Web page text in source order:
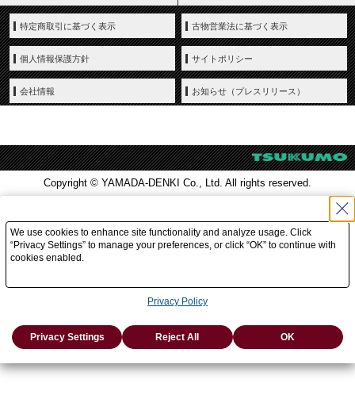
特定商取引に基づく表示 古物営業法に基づく表示
個人情報保護方針 サイトポリシー
会社情報 お知らせ（プレスリリース）
Copyright © YAMADA-DENKI Co., Ltd. All rights reserved.
We use cookies to enhance site functionality and analyze usage. Click
“Privacy Settings” to manage your preferences, or click “OK” to continue with
cookies enabled.
Privacy Policy
Privacy Settings Reject All OK